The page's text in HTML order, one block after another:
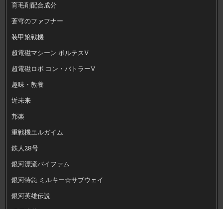
育毛剤配合成分
蒼穹のファフナー
装甲娘戦機
超電磁マシーン ボルテスV
超電磁ロボ コン・バトラーV
趣味・教養
近未来
邦楽
重戦機エルガイム
鉄人28号
銀河漂流バイファム
銀河特急 ミルキー☆サブウェイ
銀河英雄伝説